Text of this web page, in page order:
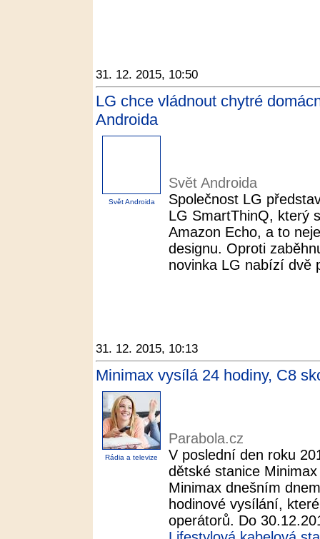
31. 12. 2015, 10:50
LG chce vládnout chytré
Androida
Svět Androida
Svět Androida
Společnost LG
LG SmartThinQ, který
Amazon Echo, a to
designu. Oproti
novinka LG nabízí dvě
31. 12. 2015, 10:13
Minimax vysílá 24 hodiny, C8
Rádia a televize
Parabola.cz
V poslední den roku
dětské stanice
Minimax dnešním
hodinové vysílání,
operátorů. Do